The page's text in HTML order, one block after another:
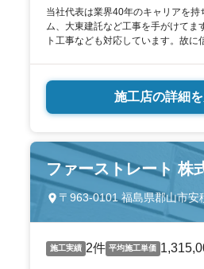
当社代表は業界40年のキャリアを
ム、大東建託など工事を手がけてま
ト工事なども対応しています。故に
施工店の詳細
ファーストレート 株
〒963-0101 福島県郡山市安
施工実績 2件 平均施工単価